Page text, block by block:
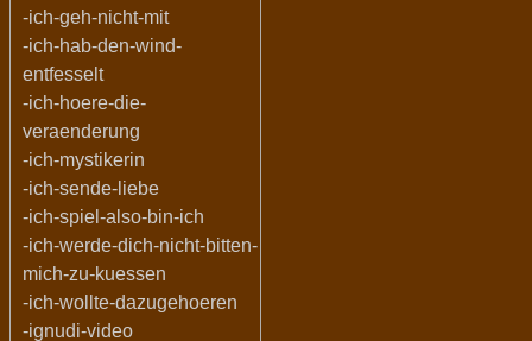
-ich-geh-nicht-mit
-ich-hab-den-wind-
entfesselt
-ich-hoere-die-
veraenderung
-ich-mystikerin
-ich-sende-liebe
-ich-spiel-also-bin-ich
-ich-werde-dich-nicht-bitten-
mich-zu-kuessen
-ich-wollte-dazugehoeren
-ignudi-video